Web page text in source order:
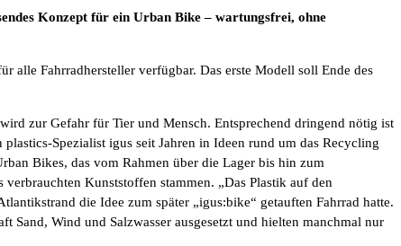
Konzept für ein Urban Bike – wartungsfrei, ohne
alle Fahrradhersteller verfügbar. Das erste Modell soll Ende des
zur Gefahr für Tier und Mensch. Entsprechend dringend nötig ist
Spezialist igus seit Jahren in Ideen rund um das Recycling
Bikes, das vom Rahmen über die Lager bis hin zum
Kunststoffen stammen. „Das Plastik auf den
die Idee zum später „igus:bike“ getauften Fahrrad hatte.
Sand, Wind und Salzwasser ausgesetzt und hielten manchmal nur